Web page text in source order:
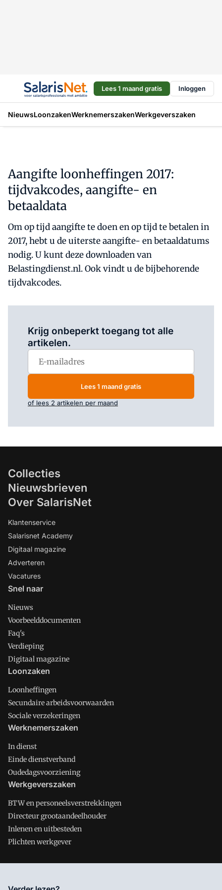
Lees 1 maand gratis Inloggen
NieuwsLoonzakenWerknemerszakenWerkgeverszaken
Aangifte loonheffingen 2017:
tijdvakcodes, aangifte- en
betaaldata
Om op tijd aangifte te doen en op tijd te betalen in
2017, hebt u de uiterste aangifte- en betaaldatums
nodig. U kunt deze downloaden van
Belastingdienst.nl. Ook vindt u de bijbehorende
tijdvakcodes.
Krijg onbeperkt toegang tot alle
artikelen.
Lees 1 maand gratis
of lees 2 artikelen per maand
Collecties
Nieuwsbrieven
Over SalarisNet
Klantenservice
Salarisnet Academy
Digitaal magazine
Adverteren
Vacatures
Snel naar
Nieuws
Voorbeelddocumenten
Faq's
Verdieping
Digitaal magazine
Loonzaken
Loonheffingen
Secundaire arbeidsvoorwaarden
Sociale verzekeringen
Werknemerszaken
In dienst
Einde dienstverband
Oudedagsvoorziening
Werkgeverszaken
BTW en personeelsverstrekkingen
Directeur grootaandeelhouder
Inlenen en uitbesteden
Plichten werkgever
Salarisnet is onderdeel van VMN media. Lees in